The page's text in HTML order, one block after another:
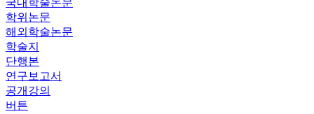
국내학술논문
학위논문
해외학술논문
학술지
단행본
연구보고서
공개강의
버튼